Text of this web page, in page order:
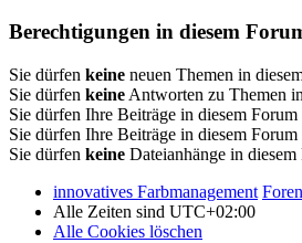
Berechtigungen in diesem
Sie dürfen keine neuen Themen in
Sie dürfen keine Antworten zu Themen
Sie dürfen Ihre Beiträge in diesem Forum
Sie dürfen Ihre Beiträge in diesem Forum
Sie dürfen keine Dateianhänge in diesem
innovatives Farbmanagement
Alle Zeiten sind UTC+02:00
Alle Cookies löschen